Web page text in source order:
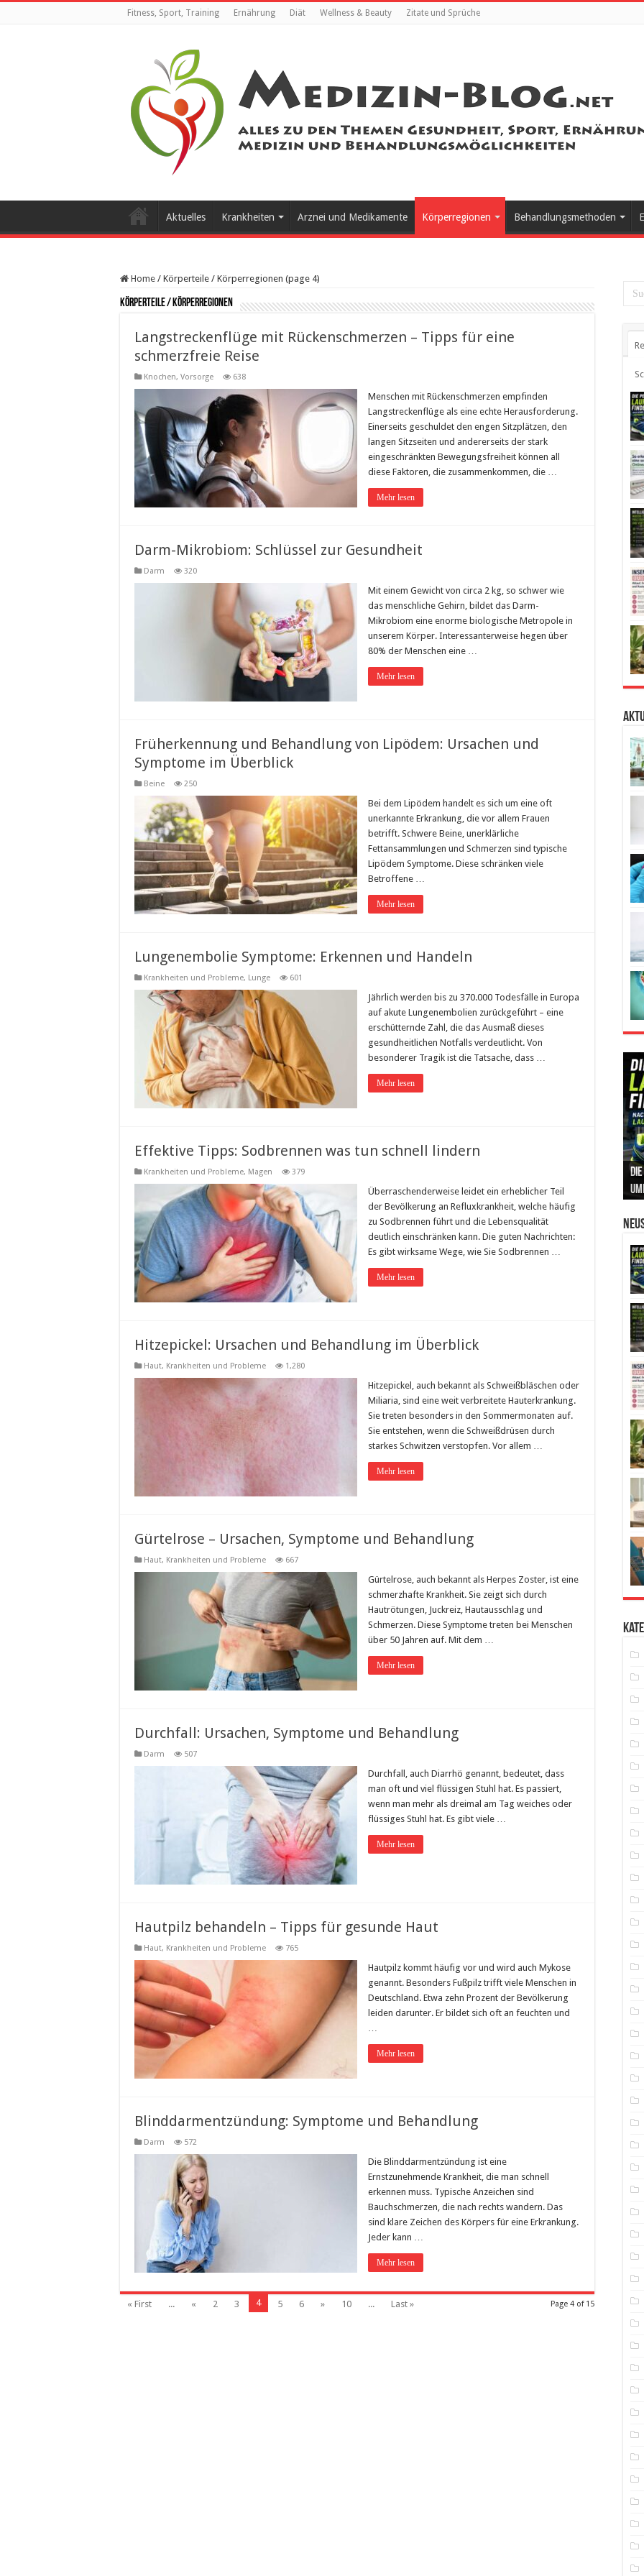
Fitness, Sport, Training Ernährung Diät Wellness & Beauty Zitate und Sprüche
Aktuelles Krankheiten Arznei und Medikamente Körperregionen Behandlungsmethoden
Home / Körperteile / Körperregionen (page 4)
Körperteile / Körperregionen
Langstreckenflüge mit Rückenschmerzen – Tipps für eine
schmerzfreie Reise
Knochen, Vorsorge 638
Menschen mit Rückenschmerzen empfinden
Langstreckenflüge als eine echte Herausforderung.
Einerseits geschuldet den engen Sitzplätzen, den
langen Sitzseiten und andererseits der stark
eingeschränkten Bewegungsfreiheit können all
diese Faktoren, die zusammenkommen, die …
Mehr lesen
Darm-Mikrobiom: Schlüssel zur Gesundheit
Darm 320
Mit einem Gewicht von circa 2 kg, so schwer wie
das menschliche Gehirn, bildet das Darm-
Mikrobiom eine enorme biologische Metropole in
unserem Körper. Interessanterweise hegen über
80% der Menschen eine …
Mehr lesen
Früherkennung und Behandlung von Lipödem: Ursachen und
Symptome im Überblick
Beine 250
Bei dem Lipödem handelt es sich um eine oft
unerkannte Erkrankung, die vor allem Frauen
betrifft. Schwere Beine, unerklärliche
Fettansammlungen und Schmerzen sind typische
Lipödem Symptome. Diese schränken viele
Betroffene …
Mehr lesen
Lungenembolie Symptome: Erkennen und Handeln
Krankheiten und Probleme, Lunge 601
Jährlich werden bis zu 370.000 Todesfälle in Europa
auf akute Lungenembolien zurückgeführt – eine
erschütternde Zahl, die das Ausmaß dieses
gesundheitlichen Notfalls verdeutlicht. Von
besonderer Tragik ist die Tatsache, dass …
Mehr lesen
Effektive Tipps: Sodbrennen was tun schnell lindern
Krankheiten und Probleme, Magen 379
Überraschenderweise leidet ein erheblicher Teil
der Bevölkerung an Refluxkrankheit, welche häufig
zu Sodbrennen führt und die Lebensqualität
deutlich einschränken kann. Die guten Nachrichten:
Es gibt wirksame Wege, wie Sie Sodbrennen …
Mehr lesen
Hitzepickel: Ursachen und Behandlung im Überblick
Haut, Krankheiten und Probleme 1,280
Hitzepickel, auch bekannt als Schweißbläschen oder
Miliaria, sind eine weit verbreitete Hauterkrankung.
Sie treten besonders in den Sommermonaten auf.
Sie entstehen, wenn die Schweißdrüsen durch
starkes Schwitzen verstopfen. Vor allem …
Mehr lesen
Gürtelrose – Ursachen, Symptome und Behandlung
Haut, Krankheiten und Probleme 667
Gürtelrose, auch bekannt als Herpes Zoster, ist eine
schmerzhafte Krankheit. Sie zeigt sich durch
Hautrötungen, Juckreiz, Hautausschlag und
Schmerzen. Diese Symptome treten bei Menschen
über 50 Jahren auf. Mit dem …
Mehr lesen
Durchfall: Ursachen, Symptome und Behandlung
Darm 507
Durchfall, auch Diarrhö genannt, bedeutet, dass
man oft und viel flüssigen Stuhl hat. Es passiert,
wenn man mehr als dreimal am Tag weiches oder
flüssiges Stuhl hat. Es gibt viele …
Mehr lesen
Hautpilz behandeln – Tipps für gesunde Haut
Haut, Krankheiten und Probleme 765
Hautpilz kommt häufig vor und wird auch Mykose
genannt. Besonders Fußpilz trifft viele Menschen in
Deutschland. Etwa zehn Prozent der Bevölkerung
leiden darunter. Er bildet sich oft an feuchten und
…
Mehr lesen
Blinddarmentzündung: Symptome und Behandlung
Darm 572
Die Blinddarmentzündung ist eine
Ernstzunehmende Krankheit, die man schnell
erkennen muss. Typische Anzeichen sind
Bauchschmerzen, die nach rechts wandern. Das
sind klare Zeichen des Körpers für eine Erkrankung.
Jeder kann …
Mehr lesen
Page 4 of 15
« First ... « 2 3 4 5 6 » 10 ... Last »